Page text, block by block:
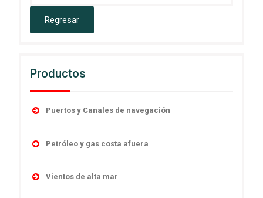
Productos
Puertos y Canales de navegación
Linternas autocontenidas
Petróleo y gas costa afuera
Vientos de alta mar